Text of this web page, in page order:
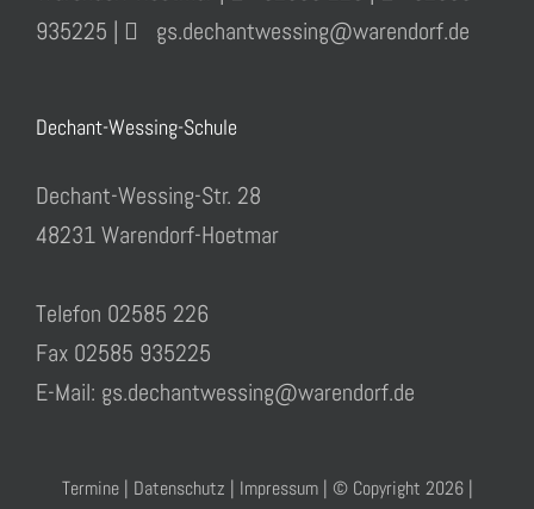
935225 |
gs.dechantwessing@warendorf.de
Dechant-Wessing-Schule
Dechant-Wessing-Str. 28
48231 Warendorf-Hoetmar
Telefon 02585 226
Fax 02585 935225
E-Mail: gs.dechantwessing@warendorf.de
Termine| Datenschutz | Impressum| © Copyright 2026 |